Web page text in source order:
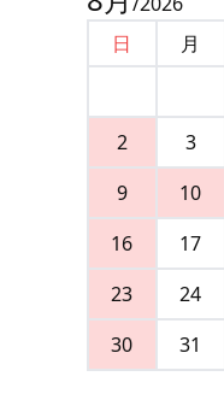
日
月
2
3
9
10
16
17
23
24
30
31